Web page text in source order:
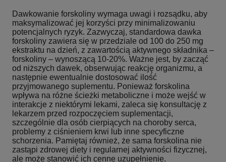
Dawkowanie forskoliny wymaga uwagi i rozsądku, aby
maksymalizować jej korzyści przy minimalizowaniu
potencjalnych ryzyk. Zazwyczaj, standardowa dawka
forskoliny zawiera się w przedziale od 100 do 250 mg
ekstraktu na dzień, z zawartością aktywnego składnika –
forskoliny – wynoszącą 10-20%. Ważne jest, by zacząć
od niższych dawek, obserwując reakcję organizmu, a
następnie ewentualnie dostosować ilość
przyjmowanego suplementu. Ponieważ forskolina
wpływa na różne ścieżki metaboliczne i może wejść w
interakcje z niektórymi lekami, zaleca się konsultację z
lekarzem przed rozpoczęciem suplementacji,
szczególnie dla osób cierpiących na choroby serca,
problemy z ciśnieniem krwi lub inne specyficzne
schorzenia. Pamiętaj również, że sama forskolina nie
zastąpi zdrowej diety i regularnej aktywności fizycznej,
ale może stanowić ich cenne uzupełnienie.